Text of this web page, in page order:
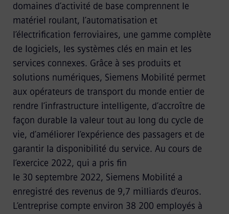
domaines d’activité de base comprennent le
matériel roulant, l’automatisation et
l’électrification ferroviaires, une gamme complète
de logiciels, les systèmes clés en main et les
services connexes. Grâce à ses produits et
solutions numériques, Siemens Mobilité permet
aux opérateurs de transport du monde entier de
rendre l’infrastructure intelligente, d’accroître de
façon durable la valeur tout au long du cycle de
vie, d’améliorer l’expérience des passagers et de
garantir la disponibilité du service. Au cours de
l’exercice 2022, qui a pris fin
le 30 septembre 2022, Siemens Mobilité a
enregistré des revenus de 9,7 milliards d’euros.
L’entreprise compte environ 38 200 employés à